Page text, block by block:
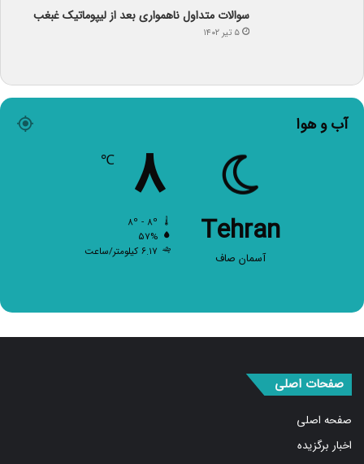
سوالات متداول ناهمواری بعد از لیپوماتیک غبغب
۵ تیر ۱۴۰۲
آب و هوا
Tehran
آسمان صاف
۸
۵۷%
۶.۱۷ کیلومتر/ساعت
صفحه اصلی
اخبار برگزیده
سیاسی